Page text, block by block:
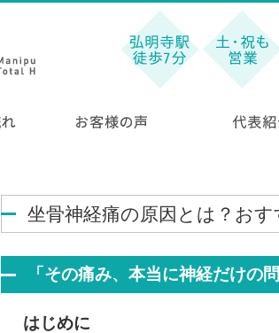
坐骨神経痛の原因とは？お
「その痛み、本当に神経だけの
はじめに